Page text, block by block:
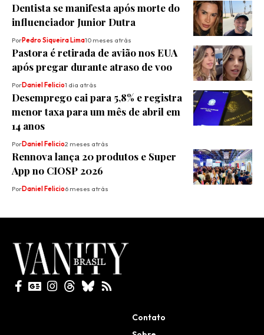
Dentista se manifesta após morte do
influenciador Junior Dutra
PorPedro Siqueira Lima10 meses atrás
Pastora é retirada de avião nos EUA
após pregar durante atraso de voo
PorDaniel Felicio1 dia atrás
Desemprego cai para 5,8% e registra
menor taxa para um mês de abril em
14 anos
PorDaniel Felicio2 meses atrás
Rennova lança 20 produtos e Super
App no CIOSP 2026
PorDaniel Felicio6 meses atrás
Contato